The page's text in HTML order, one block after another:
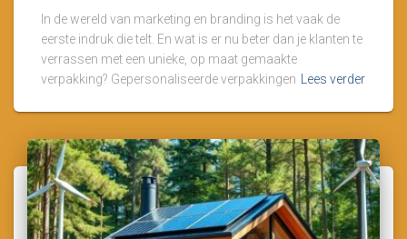
In de wereld van marketing en branding is het vaak de
eerste indruk die telt. En wat is er nu beter dan je klanten te
verrassen met een unieke, op maat gemaakte
verpakking? Gepersonaliseerde verpakkingen
Lees verder